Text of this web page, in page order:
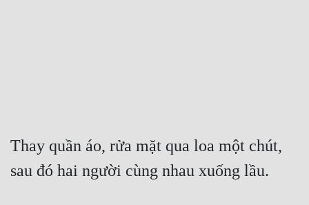
Xa Lộ Dịch
Thay quần áo, rửa mặt qua loa một chút,
sau đó hai người cùng nhau xuống lầu.